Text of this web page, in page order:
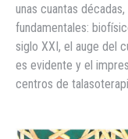
unas cuantas
fundamentales:
siglo XXI, el auge del
es evidente y el
centros de